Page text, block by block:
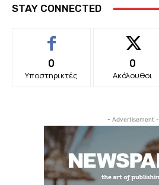
STAY CONNECTED
0
Υποστηρικτές
0
Ακόλουθοι
- Advertisement -